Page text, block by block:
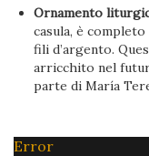
Ornamento
casula, è
fili d’argento.
arricchito nel
parte di María
Error